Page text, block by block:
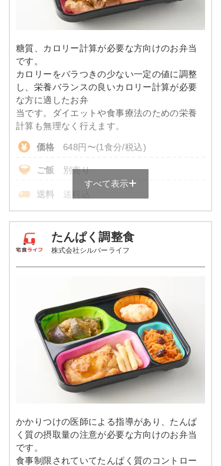
メニュー例をもっと見る
※ その他備考
メニューは日替わりです（メニューは一例です）
リン 137.6mg
カリウム 271.1mg
コレステロール -
※ 一例です。メニューにより前後します
彩り旬菜プラスのメニュー例
白滝と蒲鉾の煮物
栄養素
-
※メニューの補足
-
ソーセージのポトフ風
しっとり卯の花
栄養素
※メニューの補足
※ その他備考
メニューは日替わりです（メニューは一例です）
糖質、カロリー計算が必要な方向けのお弁当
です。
カロリーをバラつきの少ない一定の値に調整
し、栄養バランスの良いカロリー計算が必要
な方に適したお弁
当です。ダイエットや食事療法のための栄養
計算も無理なく行えます。
価格 648円〜(1食分/税込)
ご飯 別売り
送料 送料込
各店舗によって価格は異なります。
糖質カロリー調整食の栄養素例
カロリー 170kcal
塩分 1.8g
タンパク質 7.4g
脂質 10.1g
10.6g
リン 109.3mg
カリウム
すべて表示
たんぱく調整食
株式会社シルバーライフ
かかりつけの医師による指導があり、たんぱ
く質の摂取量の注意が必要な方向けのお弁当
です。
食事制限されていてたんぱく質のコントロー